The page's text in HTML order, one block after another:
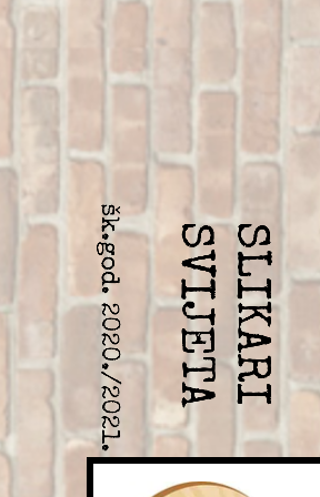
SLIKARI
SVIJETA
šk.god. 2020./2021.